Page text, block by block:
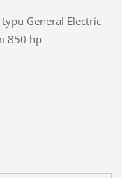
General Electric
850 hp